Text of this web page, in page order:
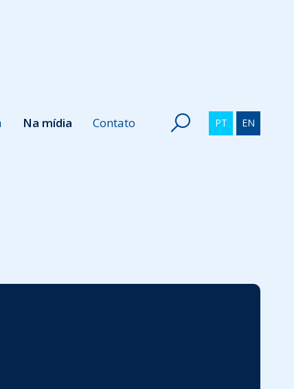
Na mídia Contato PT EN